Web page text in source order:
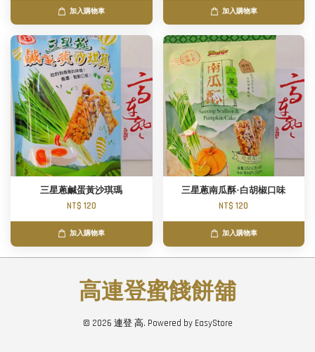
加入購物車 加入購物車
三星蔥鹹蛋黃沙琪瑪
NT$ 120
加入購物車
三星蔥南瓜酥-白胡椒口味
NT$ 120
加入購物車
高連登蜜餞餅舖
© 2026 連登 高. Powered by EasyStore